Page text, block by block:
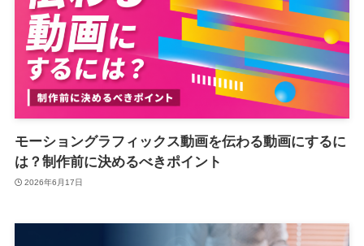
モーショングラフィックス動画を伝わる動画にするに
は？制作前に決めるべきポイント
2026年6月17日